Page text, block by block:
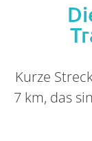
Kurze
7 km, das